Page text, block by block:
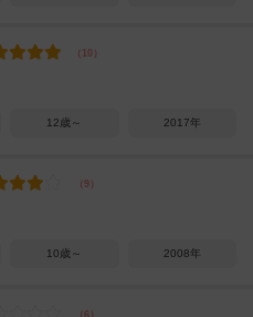
12歳～ 2017年
10歳～ 2008年